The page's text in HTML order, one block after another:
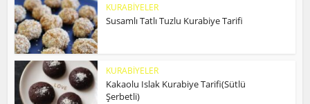
KURABİYELER
Susamlı Tatlı Tuzlu Kurabiye Tarifi
KURABİYELER
Kakaolu Islak Kurabiye Tarifi(Sütlü
Şerbetli)